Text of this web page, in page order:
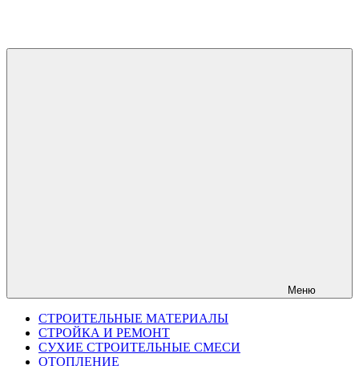
Меню
СТРОИТЕЛЬНЫЕ МАТЕРИАЛЫ
СТРОЙКА И РЕМОНТ
СУХИЕ СТРОИТЕЛЬНЫЕ СМЕСИ
ОТОПЛЕНИЕ